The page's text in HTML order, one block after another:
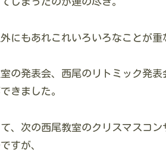
にもあれこれいろいろなことが重
の発表会、西尾のリトミック発表
きました。
、次の西尾教室のクリスマスコン
すが、